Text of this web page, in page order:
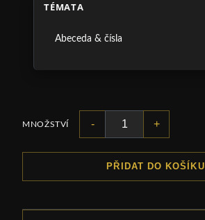
TÉMATA
Abeceda & čísla
MNOŽSTVÍ - +
PŘIDAT DO KOŠÍKU